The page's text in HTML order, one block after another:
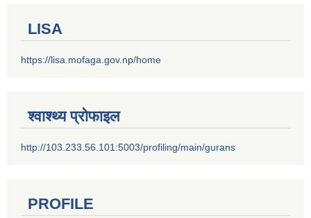
LISA
https://lisa.mofaga.gov.np/home
श्वाश्थ्य प्रोफाइल
http://103.233.56.101:5003/profiling/main/gurans
PROFILE